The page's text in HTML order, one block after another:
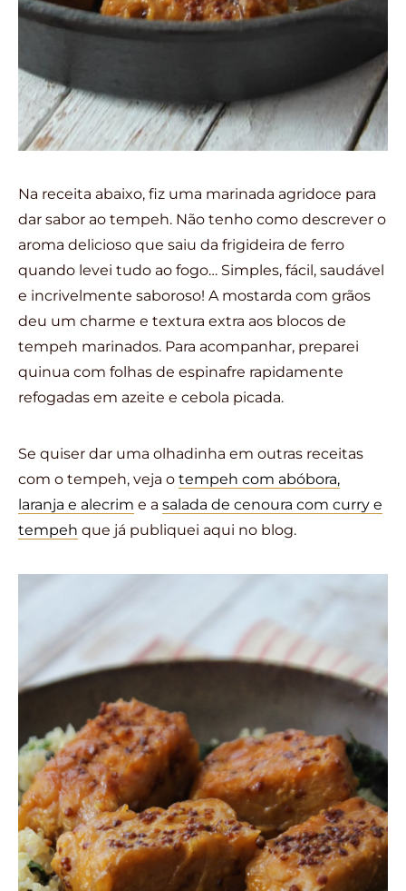
Na receita abaixo, fiz uma marinada agridoce para
dar sabor ao tempeh. Não tenho como descrever o
aroma delicioso que saiu da frigideira de ferro
quando levei tudo ao fogo… Simples, fácil, saudável
e incrivelmente saboroso! A mostarda com grãos
deu um charme e textura extra aos blocos de
tempeh marinados. Para acompanhar, preparei
quinua com folhas de espinafre rapidamente
refogadas em azeite e cebola picada.
Se quiser dar uma olhadinha em outras receitas
com o tempeh, veja o tempeh com abóbora,
laranja e alecrim e a salada de cenoura com curry e
tempeh que já publiquei aqui no blog.